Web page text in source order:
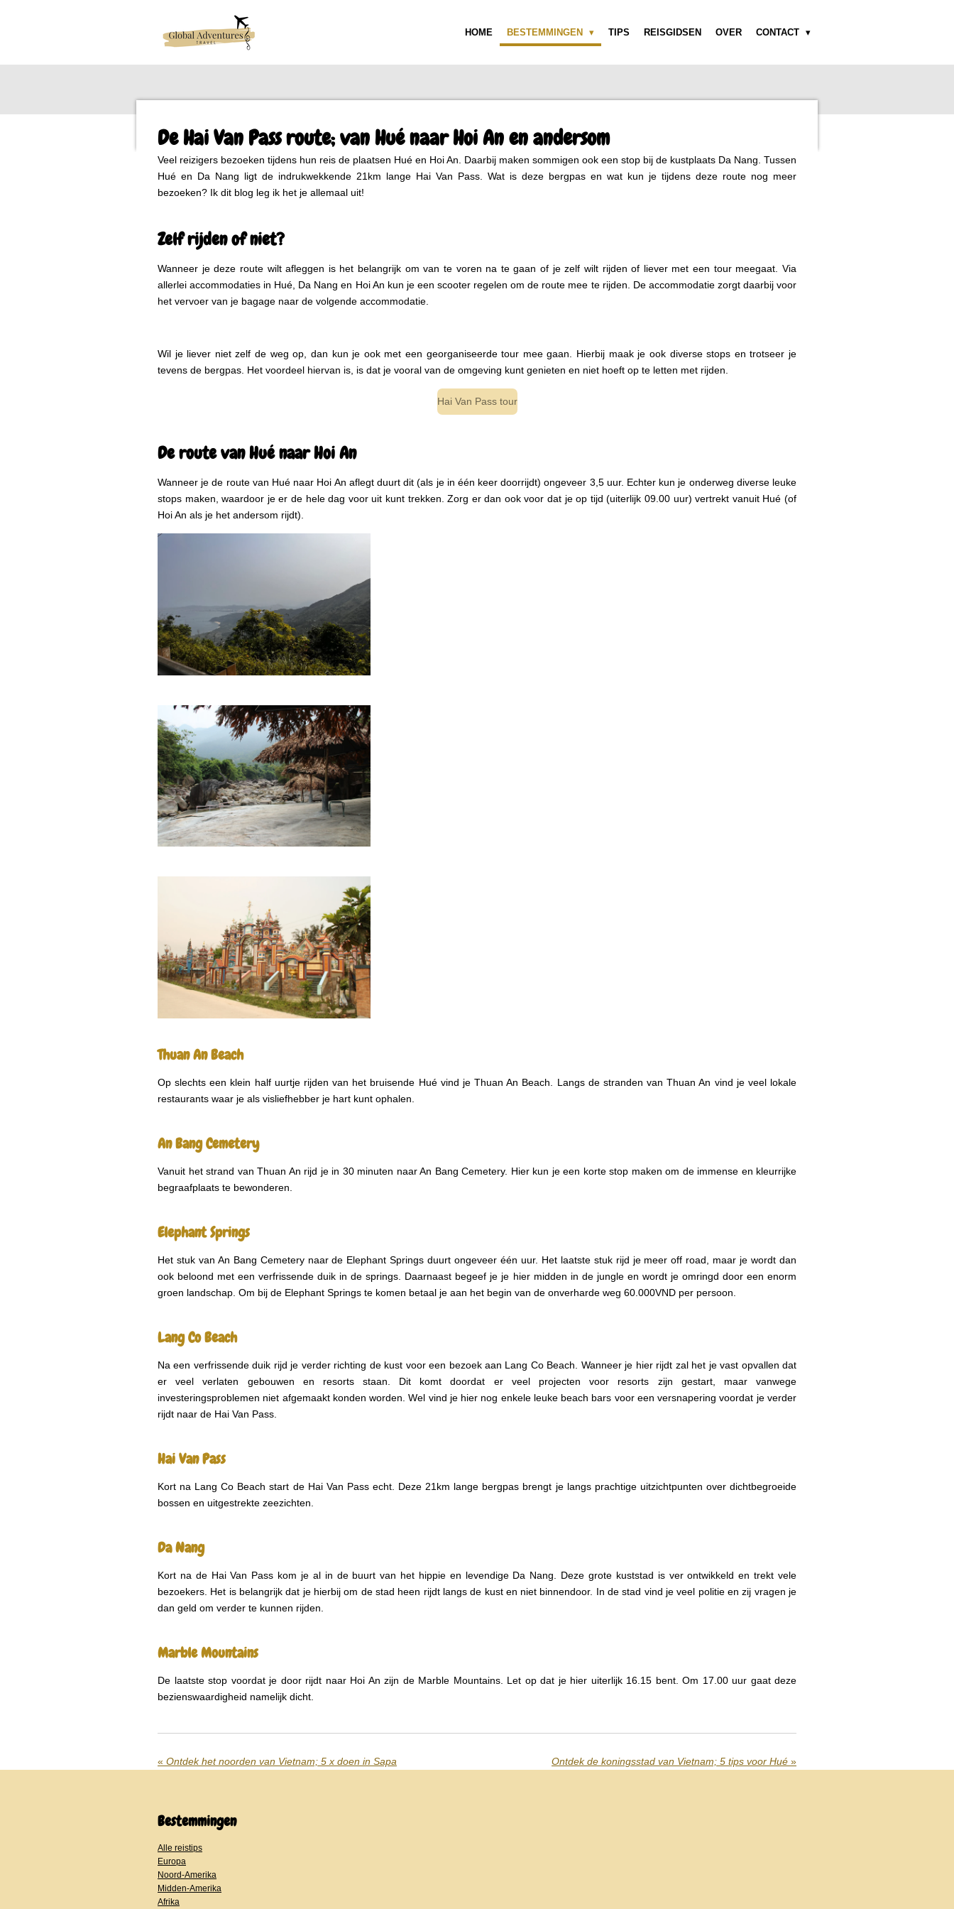
de
HOME BESTEMMINGEN TIPS REISGIDSEN OVER CONTACT
De Hai Van Pass route; van Hué naar Hoi An en andersom
Veel reizigers bezoeken tijdens hun reis de plaatsen Hué en Hoi An. Daarbij maken sommigen ook een stop bij de kustplaats Da Nang. Tussen
Hué en Da Nang ligt de indrukwekkende 21km lange Hai Van Pass. Wat is deze bergpas en wat kun je tijdens deze route nog meer
bezoeken? Ik dit blog leg ik het je allemaal uit!
Zelf rijden of niet?
Wanneer je deze route wilt afleggen is het belangrijk om van te voren na te gaan of je zelf wilt rijden of liever met een tour meegaat. Via
allerlei accommodaties in Hué, Da Nang en Hoi An kun je een scooter regelen om de route mee te rijden. De accommodatie zorgt daarbij voor
het vervoer van je bagage naar de volgende accommodatie.
Wil je liever niet zelf de weg op, dan kun je ook met een georganiseerde tour mee gaan. Hierbij maak je ook diverse stops en trotseer je
tevens de bergpas. Het voordeel hiervan is, is dat je vooral van de omgeving kunt genieten en niet hoeft op te letten met rijden.
Hai Van Pass tour
De route van Hué naar Hoi An
Wanneer je de route van Hué naar Hoi An aflegt duurt dit (als je in één keer doorrijdt) ongeveer 3,5 uur. Echter kun je onderweg diverse leuke
stops maken, waardoor je er de hele dag voor uit kunt trekken. Zorg er dan ook voor dat je op tijd (uiterlijk 09.00 uur) vertrekt vanuit Hué (of
Hoi An als je het andersom rijdt).
Thuan An Beach
Op slechts een klein half uurtje rijden van het bruisende Hué vind je Thuan An Beach. Langs de stranden van Thuan An vind je veel lokale
restaurants waar je als visliefhebber je hart kunt ophalen.
An Bang Cemetery
Vanuit het strand van Thuan An rijd je in 30 minuten naar An Bang Cemetery. Hier kun je een korte stop maken om de immense en kleurrijke
begraafplaats te bewonderen.
Elephant Springs
Het stuk van An Bang Cemetery naar de Elephant Springs duurt ongeveer één uur. Het laatste stuk rijd je meer off road, maar je wordt dan
ook beloond met een verfrissende duik in de springs. Daarnaast begeef je je hier midden in de jungle en wordt je omringd door een enorm
groen landschap. Om bij de Elephant Springs te komen betaal je aan het begin van de onverharde weg 60.000VND per persoon.
Lang Co Beach
Na een verfrissende duik rijd je verder richting de kust voor een bezoek aan Lang Co Beach. Wanneer je hier rijdt zal het je vast opvallen dat
er veel verlaten gebouwen en resorts staan. Dit komt doordat er veel projecten voor resorts zijn gestart, maar vanwege
investeringsproblemen niet afgemaakt konden worden. Wel vind je hier nog enkele leuke beach bars voor een versnapering voordat je verder
rijdt naar de Hai Van Pass.
Hai Van Pass
Kort na Lang Co Beach start de Hai Van Pass echt. Deze 21km lange bergpas brengt je langs prachtige uitzichtpunten over dichtbegroeide
bossen en uitgestrekte zeezichten.
Da Nang
Kort na de Hai Van Pass kom je al in de buurt van het hippie en levendige Da Nang. Deze grote kuststad is ver ontwikkeld en trekt vele
bezoekers. Het is belangrijk dat je hierbij om de stad heen rijdt langs de kust en niet binnendoor. In de stad vind je veel politie en zij vragen je
dan geld om verder te kunnen rijden.
Marble Mountains
De laatste stop voordat je door rijdt naar Hoi An zijn de Marble Mountains. Let op dat je hier uiterlijk 16.15 bent. Om 17.00 uur gaat deze
bezienswaardigheid namelijk dicht.
« Ontdek het noorden van Vietnam; 5 x doen in Sapa Ontdek de koningsstad van Vietnam; 5 tips voor Hué »
Bestemmingen
Alle reistips
Europa
Noord-Amerika
Midden-Amerika
Afrika